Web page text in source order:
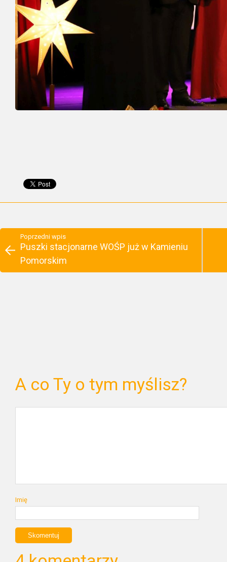
Poprzedni wpis
Puszki stacjonarne WOŚP już w Kamieniu
Pomorskim
A co Ty o tym myślisz?
Imię